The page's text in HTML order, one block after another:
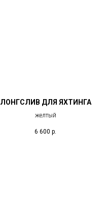
ЛОНГСЛИВ ДЛЯ ЯХТИНГА
желтый
6 600 р.